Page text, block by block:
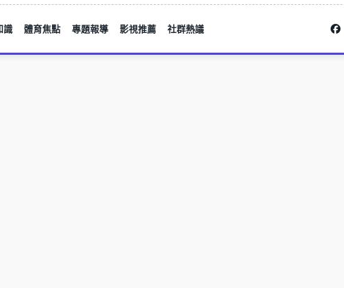
識 體育焦點 專題報導 影視推薦 社群熱議